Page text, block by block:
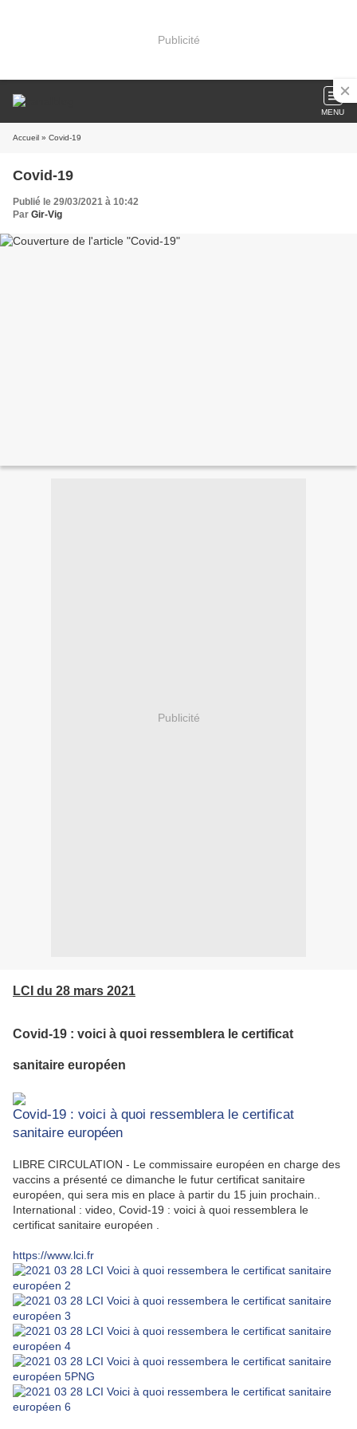
Publicité
MENU
Accueil » Covid-19
Covid-19
Publié le 29/03/2021 à 10:42
Par Gir-Vig
Publicité
LCI du 28 mars 2021
Covid-19 : voici à quoi ressemblera le certificat
sanitaire européen
Covid-19 : voici à quoi ressemblera le certificat
sanitaire européen
LIBRE CIRCULATION - Le commissaire européen en charge des
vaccins a présenté ce dimanche le futur certificat sanitaire
européen, qui sera mis en place à partir du 15 juin prochain..
International : video, Covid-19 : voici à quoi ressemblera le
certificat sanitaire européen .
https://www.lci.fr